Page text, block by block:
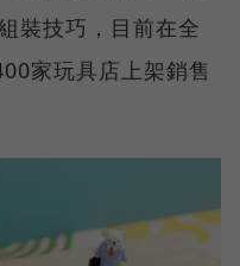
裝技巧，目前在全
家玩具店上架銷售